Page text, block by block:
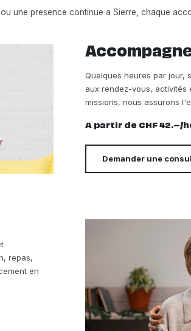
une presence continue a Sierre, chaque
Quelques heures par jour,
aux rendez-vous, activités
missions, nous assurons
A partir de CHF 42.–/
Demander une
repas,
en